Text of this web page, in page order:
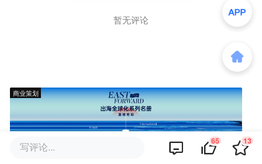
暂无评论
商业策划
写评论... 65 13